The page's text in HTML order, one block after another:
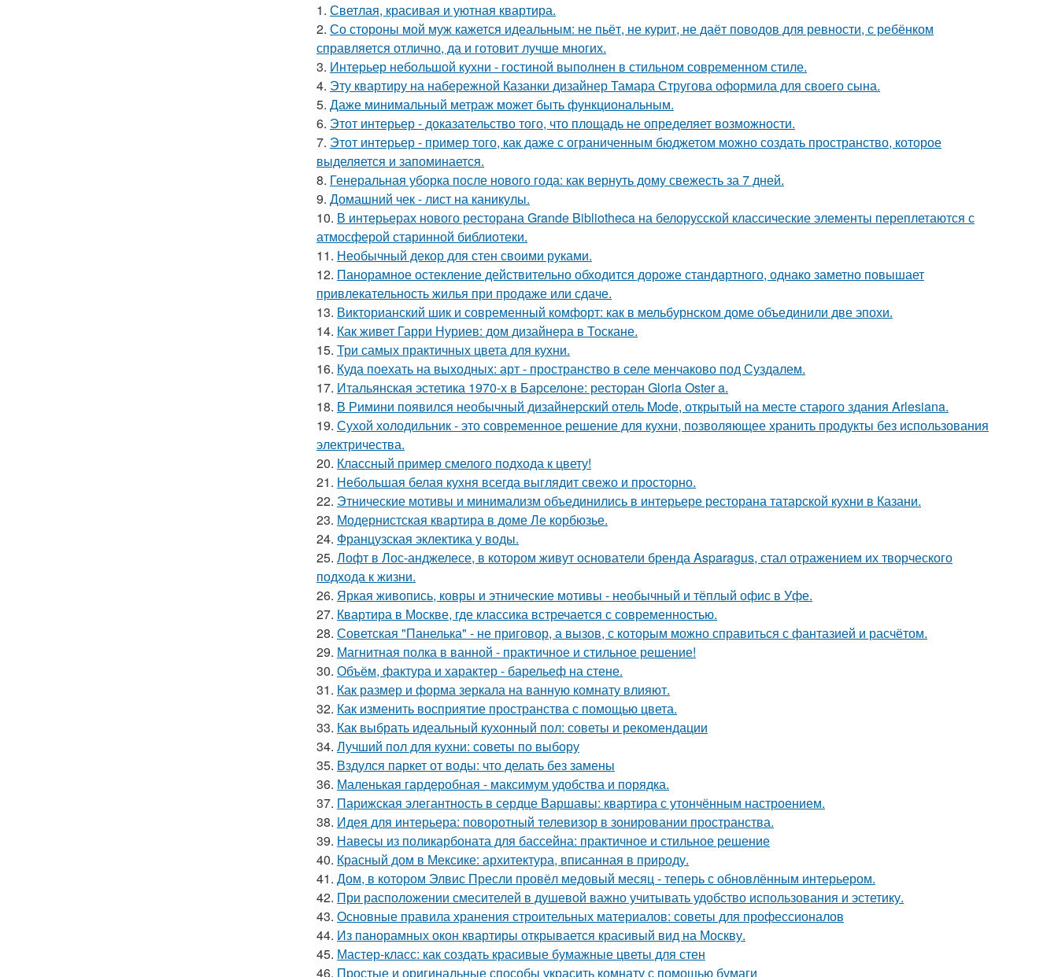
1. Светлая, красивая и уютная квартира.
2. Со стороны мой муж кажется идеальным: не пьёт, не курит, не даёт поводов для ревности, с ребёнком
справляется отлично, да и готовит лучше многих.
3. Интерьер небольшой кухни - гостиной выполнен в стильном современном стиле.
4. Эту квартиру на набережной Казанки дизайнер Тамара Стругова оформила для своего сына.
5. Даже минимальный метраж может быть функциональным.
6. Этот интерьер - доказательство того, что площадь не определяет возможности.
7. Этот интерьер - пример того, как даже с ограниченным бюджетом можно создать пространство, которое
выделяется и запоминается.
8. Генеральная уборка после нового года: как вернуть дому свежесть за 7 дней.
9. Домашний чек - лист на каникулы.
10. В интерьерах нового ресторана Grande Bibliotheca на белорусской классические элементы переплетаются с
атмосферой старинной библиотеки.
11. Необычный декор для стен своими руками.
12. Панорамное остекление действительно обходится дороже стандартного, однако заметно повышает
привлекательность жилья при продаже или сдаче.
13. Викторианский шик и современный комфорт: как в мельбурнском доме объединили две эпохи.
14. Как живет Гарри Нуриев: дом дизайнера в Тоскане.
15. Три самых практичных цвета для кухни.
16. Куда поехать на выходных: арт - пространство в селе менчаково под Суздалем.
17. Итальянская эстетика 1970-х в Барселоне: ресторан Gloria Oster a.
18. В Римини появился необычный дизайнерский отель Mode, открытый на месте старого здания Arlesiana.
19. Сухой холодильник - это современное решение для кухни, позволяющее хранить продукты без использования
электричества.
20. Классный пример смелого подхода к цвету!
21. Небольшая белая кухня всегда выглядит свежо и просторно.
22. Этнические мотивы и минимализм объединились в интерьере ресторана татарской кухни в Казани.
23. Модернистская квартира в доме Ле корбюзье.
24. Французская эклектика у воды.
25. Лофт в Лос-анджелесе, в котором живут основатели бренда Asparagus, стал отражением их творческого
подхода к жизни.
26. Яркая живопись, ковры и этнические мотивы - необычный и тёплый офис в Уфе.
27. Квартира в Москве, где классика встречается с современностью.
28. Советская "Панелька" - не приговор, а вызов, с которым можно справиться с фантазией и расчётом.
29. Магнитная полка в ванной - практичное и стильное решение!
30. Объём, фактура и характер - барельеф на стене.
31. Как размер и форма зеркала на ванную комнату влияют.
32. Как изменить восприятие пространства с помощью цвета.
33. Как выбрать идеальный кухонный пол: советы и рекомендации
34. Лучший пол для кухни: советы по выбору
35. Вздулся паркет от воды: что делать без замены
36. Маленькая гардеробная - максимум удобства и порядка.
37. Парижская элегантность в сердце Варшавы: квартира с утончённым настроением.
38. Идея для интерьера: поворотный телевизор в зонировании пространства.
39. Навесы из поликарбоната для бассейна: практичное и стильное решение
40. Красный дом в Мексике: архитектура, вписанная в природу.
41. Дом, в котором Элвис Пресли провёл медовый месяц - теперь с обновлённым интерьером.
42. При расположении смесителей в душевой важно учитывать удобство использования и эстетику.
43. Основные правила хранения строительных материалов: советы для профессионалов
44. Из панорамных окон квартиры открывается красивый вид на Москву.
45. Мастер-класс: как создать красивые бумажные цветы для стен
46. Простые и оригинальные способы украсить комнату с помощью бумаги